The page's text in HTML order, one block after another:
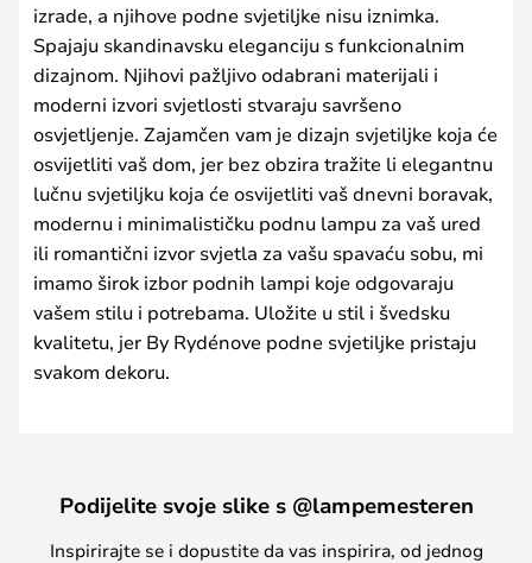
izrade, a njihove podne svjetiljke nisu iznimka.
Spajaju skandinavsku eleganciju s funkcionalnim
dizajnom. Njihovi pažljivo odabrani materijali i
moderni izvori svjetlosti stvaraju savršeno
osvjetljenje. Zajamčen vam je dizajn svjetiljke koja će
osvijetliti vaš dom, jer bez obzira tražite li elegantnu
lučnu svjetiljku koja će osvijetliti vaš dnevni boravak,
modernu i minimalističku podnu lampu za vaš ured
ili romantični izvor svjetla za vašu spavaću sobu, mi
imamo širok izbor podnih lampi koje odgovaraju
vašem stilu i potrebama. Uložite u stil i švedsku
kvalitetu, jer By Rydénove podne svjetiljke pristaju
svakom dekoru.
Podijelite svoje slike s @lampemesteren
Inspirirajte se i dopustite da vas inspirira, od jednog